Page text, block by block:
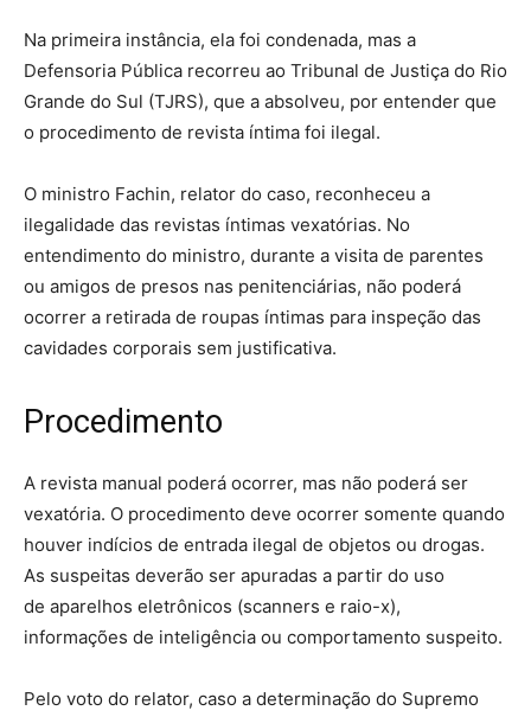
Na primeira instância, ela foi condenada, mas a
Defensoria Pública recorreu ao Tribunal de Justiça do Rio
Grande do Sul (TJRS), que a absolveu, por entender que
o procedimento de revista íntima foi ilegal.
O ministro Fachin, relator do caso, reconheceu a
ilegalidade das revistas íntimas vexatórias. No
entendimento do ministro, durante a visita de parentes
ou amigos de presos nas penitenciárias, não poderá
ocorrer a retirada de roupas íntimas para inspeção das
cavidades corporais sem justificativa.
Procedimento
A revista manual poderá ocorrer, mas não poderá ser
vexatória. O procedimento deve ocorrer somente quando
houver indícios de entrada ilegal de objetos ou drogas.
As suspeitas deverão ser apuradas a partir do uso
de aparelhos eletrônicos (scanners e raio-x),
informações de inteligência ou comportamento suspeito.
Pelo voto do relator, caso a determinação do Supremo